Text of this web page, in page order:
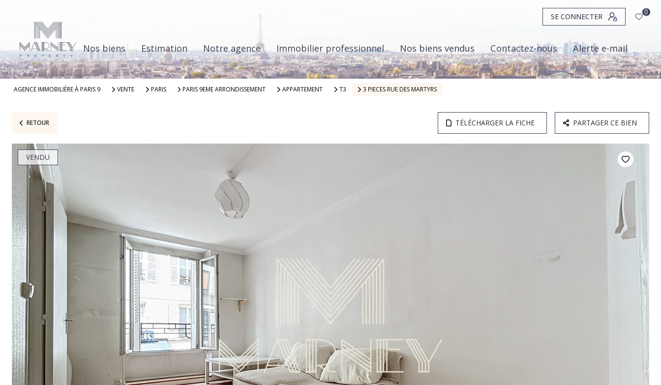
SE CONNECTER 0
Nos biens Estimation Notre agence Immobilier professionnel Nos biens vendus Contactez-nous Alerte e-mail
AGENCE IMMOBILIÈRE À PARIS 9 VENTE PARIS PARIS 9EME ARRONDISSEMENT APPARTEMENT T3 3 PIECES RUE DES MARTYRS
RETOUR TÉLÉCHARGER LA FICHE PARTAGER CE BIEN
VENDU